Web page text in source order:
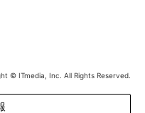
© ITmedia, Inc. All Rights Reserved.